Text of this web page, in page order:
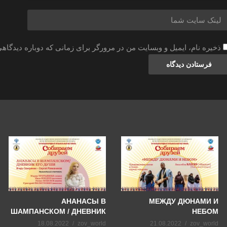
ذخیره نام، ایمیل و وبسایت من در مرورگر برای زمانی که دوباره
МЕЖДУ ДЮНАМИ И
НЕБОМ
zov_world
21.08.2022
АНАНАСЫ В
ШАМПАНСКОМ / ДНЕВНИК
ЕГО ДУШИ
zov_world
18.08.2022